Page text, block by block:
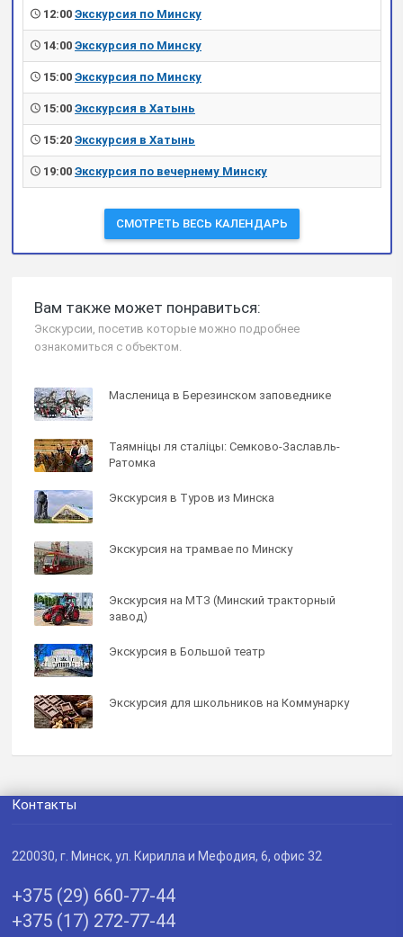
12:00 Экскурсия по Минску
14:00 Экскурсия по Минску
15:00 Экскурсия по Минску
15:00 Экскурсия в Хатынь
15:20 Экскурсия в Хатынь
19:00 Экскурсия по вечернему Минску
СМОТРЕТЬ ВЕСЬ КАЛЕНДАРЬ
Вам также может понравиться:
Экскурсии, посетив которые можно подробнее
ознакомиться с объектом.
Масленица в Березинском заповеднике
Таямнiцы ля сталiцы: Семково-Заславль-
Ратомка
Экскурсия в Туров из Минска
Экскурсия на трамвае по Минску
Экскурсия на МТЗ (Минский тракторный
завод)
Экскурсия в Большой театр
Экскурсия для школьников на Коммунарку
Контакты
220030, г. Минск, ул. Кирилла и Мефодия, 6, офис 32
+375 (29) 660-77-44
+375 (17) 272-77-44